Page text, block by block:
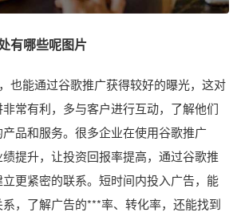
有哪些呢图片
也能通过谷歌推广获得较好的曝光，这对
常有利，多与客户进行互动，了解他们
品和服务。很多企业在使用谷歌推广
提升，让投资回报率提高，通过谷歌推
更紧密的联系。短时间内投入广告，能
，了解广告的***率、转化率，还能找到